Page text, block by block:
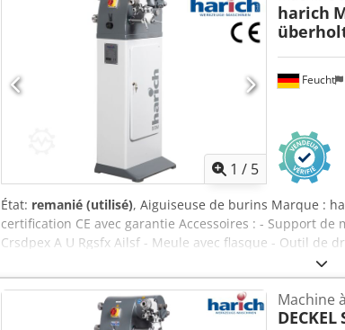
courant ou de débranchement de la prise
d'adaptation de montage - Utilisé, comme vu -
1 / 5
Feucht
harich
État: remanié (utilisé), Aiguiseuse de burins Marque :
certification CE avec garantie Accessoires : - Support
Crsdpex A U Rgsfx Ailsf - Meule avec flasque - Outil de
installation électrique selon les normes de sécurité en
électrique incl. documentation CE incl. signalétique CE
Machine
DECKEL